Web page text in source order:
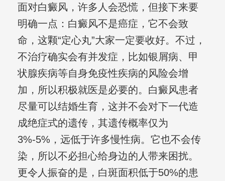
面对白癜风，许多人会恐慌，但接下来要
明确一点：白癜风不是癌症，它不会致
命，这颗“定心丸”大家一定要收好。不过，
不治疗确实会有并发症，比如银屑病、甲
状腺疾病等自身免疫性疾病的风险会增
加，所以积极就医是必要的。白癜风患者
尽量可以结婚生育，这并不会对下一代造
成绝症式的遗传，其遗传概率仅为
3%-5%，远低于许多慢性病。它也不会传
染，所以不必担心给身边的人带来困扰。
更令人振奋的是，白斑面积低于50%的患